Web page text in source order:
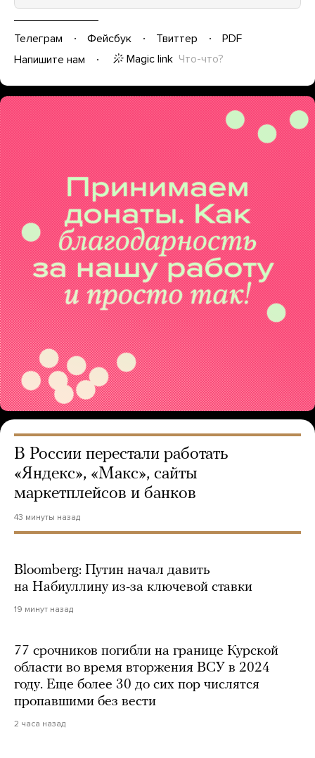
Телеграм Фейсбук Твиттер
PDF
Напишите нам
Magic link Что-что?
В России перестали работать
«Яндекс», «Макс», сайты
маркетплейсов и банков
43 минуты назад
Bloomberg: Путин начал давить
на Набиуллину из-за ключевой ставки
19 минут назад
77 срочников погибли на границе Курской
области во время вторжения ВСУ в 2024
году. Еще более 30 до сих пор числятся
пропавшими без вести
2 часа назад